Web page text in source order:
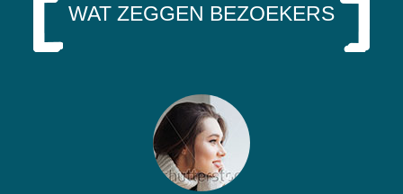
WAT ZEGGEN BEZOEKERS